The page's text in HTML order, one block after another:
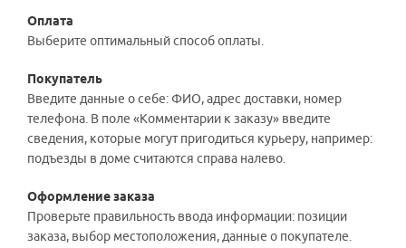
Оплата
Выберите оптимальный способ оплаты.
Покупатель
Введите данные о себе: ФИО, адрес доставки, номер
телефона. В поле «Комментарии к заказу» введите
сведения, которые могут пригодиться курьеру, например:
подъезды в доме считаются справа налево.
Оформление заказа
Проверьте правильность ввода информации: позиции
заказа, выбор местоположения, данные о покупателе.